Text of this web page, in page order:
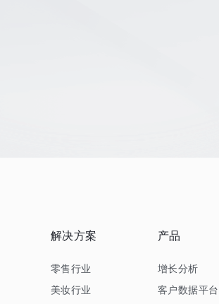
解决方案
零售行业
美妆行业
产品
增长分析
客户数据平台